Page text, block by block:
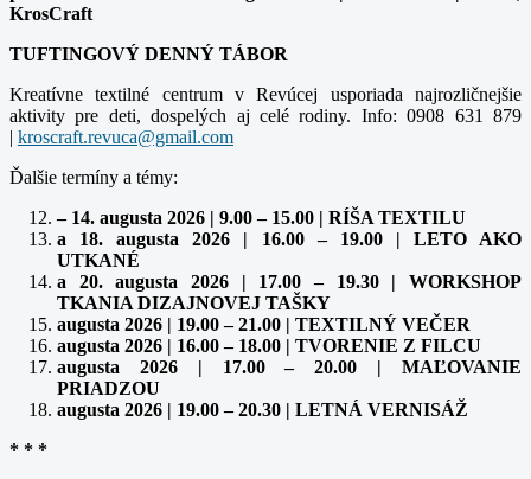
KrosCraft
TUFTINGOVÝ DENNÝ TÁBOR
Kreatívne textilné centrum v Revúcej usporiada najrozličnejšie
aktivity pre deti, dospelých aj celé rodiny. Info: 0908 631 879
| kroscraft.revuca@gmail.com
Ďalšie termíny a témy:
– 14. augusta 2026 | 9.00 – 15.00 | RÍŠA TEXTILU
a 18. augusta 2026 | 16.00 – 19.00 | LETO AKO
UTKANÉ
a 20. augusta 2026 | 17.00 – 19.30 | WORKSHOP
TKANIA DIZAJNOVEJ TAŠKY
augusta 2026 | 19.00 – 21.00 | TEXTILNÝ VEČER
augusta 2026 | 16.00 – 18.00 | TVORENIE Z FILCU
augusta 2026 | 17.00 – 20.00 | MAĽOVANIE
PRIADZOU
augusta 2026 | 19.00 – 20.30 | LETNÁ VERNISÁŽ
* * *